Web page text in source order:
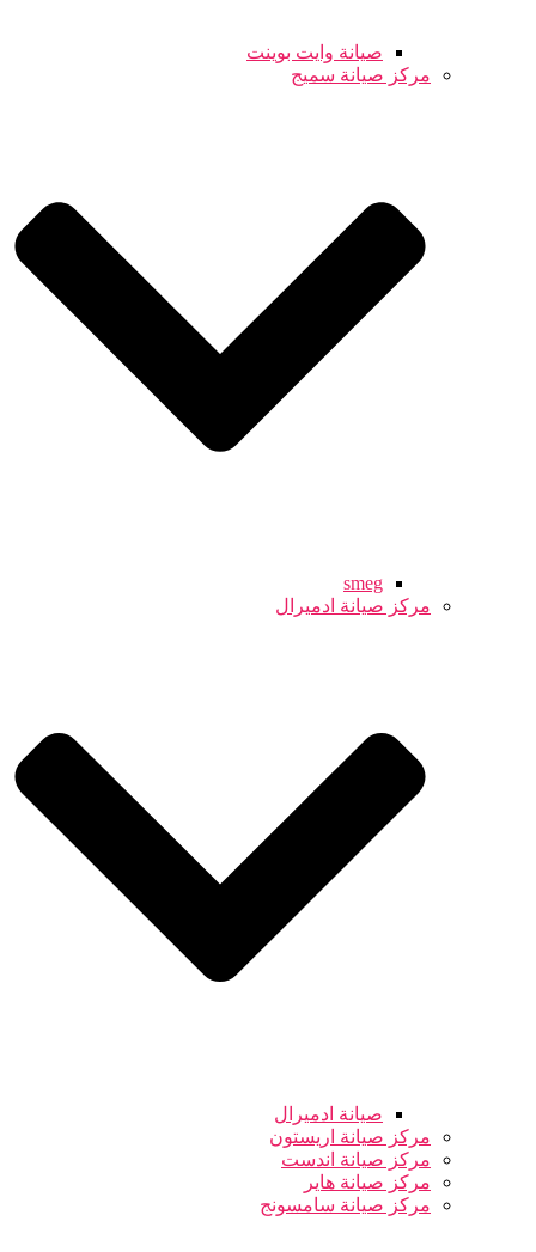
صيانة وايت بوينت
مركز صيانة سميج
smeg
مركز صيانة ادميرال
صيانة ادميرال
مركز صيانة اريستون
مركز صيانة اندست
مركز صيانة هاير
مركز صيانة سامسونج